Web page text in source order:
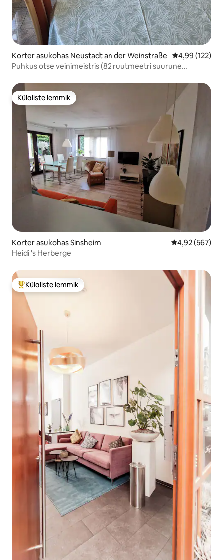
Korter asukohas Neustadt an der Weinstraße Keskmine
4,99 (122)
Puhkus otse veinimeistris (82 ruutmeetri suurune
Külaliste lemmik
Külaliste lemmik
Korter asukohas Sinsheim Keskmine
4,92 (567)
Heidi 's Herberge
Külaliste suur lemmik
Külaliste lemmik